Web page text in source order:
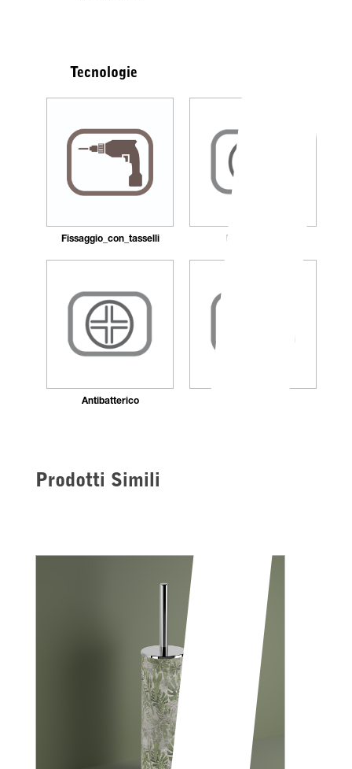
Tecnologie
Fissaggio_con_tasselli Ricaricabile
Antibatterico
Prodotti Simili